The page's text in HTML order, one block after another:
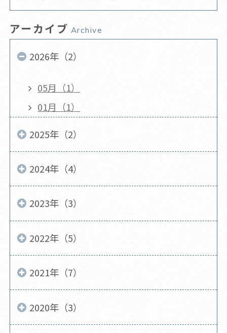
アーカイブ Archive
2026年（2）
05月（1）
01月（1）
2025年（2）
2024年（4）
2023年（3）
2022年（5）
2021年（7）
2020年（3）